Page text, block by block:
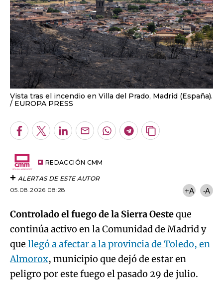
Vista tras el incendio en Villa del Prado, Madrid (España).
EUROPA PRESS
Facebook
TwitterLinkedInEnviarWhatsapp
Telegram
Copiar
REDACCIÓN CMM
ALERTAS DE ESTE AUTOR
05.08.2026 08:28
+A -A
Controlado el fuego de la Sierra Oesteque
continúa activo en la Comunidad de Madrid y
que llegó a afectar a la provincia de Toledo, en
Almorox, municipio que dejó de estar en
peligro por este fuego el pasado 29 de julio.